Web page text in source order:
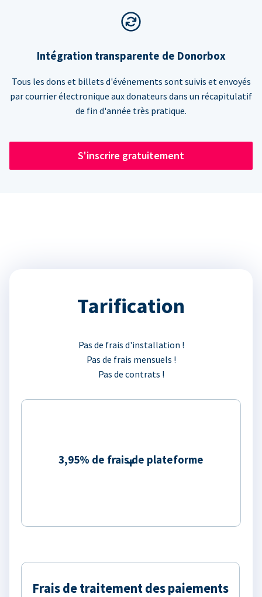
Intégration transparente de Donorbox
Tous les dons et billets d'événements sont suivis et envoyés
par courrier électronique aux donateurs dans un récapitulatif
de fin d'année très pratique.
S'inscrire gratuitement
Tarification
Pas de frais d'installation !
Pas de frais mensuels !
Pas de contrats !
3,95% de frais de plateforme
Frais de traitement des paiements